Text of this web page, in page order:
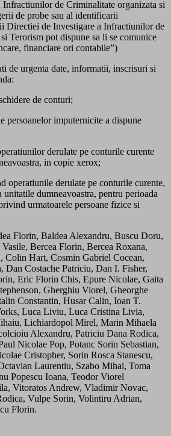
de Criminalitate organizata si
de probe sau al identificarii
de Investigare a Infractiunilor de
Terorism pot dispune sa li se comunice
financiare ori contabile”)
de urgenta date, informatii, inscrisuri si
de conturi;
persoanelor imputernicite a dispune
derulate pe conturile curente
in copie xerox;
operatiunile derulate pe conturile curente,
dumneavoastra, pentru perioada
urmatoarele persoane fizice si
Florin, Baldea Alexandru, Buscu Doru,
Bercea Florin, Bercea Roxana,
Colin Hart, Cosmin Gabriel Cocean,
Dan Costache Patriciu, Dan I. Fisher,
Eric Florin Chis, Epure Nicolae, Gaita
Gherghiu Viorel, Gheorghe
Constantin, Husar Calin, Ioan T.
Luca Liviu, Luca Cristina Livia,
Lichiardopol Mirel, Marin Mihaela
Alexandru, Patriciu Dana Rodica,
Nicolae Pop, Potanc Sorin Sebastian,
Cristopher, Sorin Rosca Stanescu,
Laurentiu, Szabo Mihai, Toma
Popescu Ioana, Teodor Viorel
Vitoratos Andrew, Vladimir Novac,
Vulpe Sorin, Volintiru Adrian,
Florin.